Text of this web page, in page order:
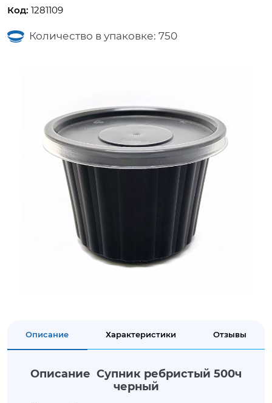
Код: 1281109
Количество в упаковке: 750
Описание Характеристики Отзывы
Описание Супник ребристый 500ч
черный